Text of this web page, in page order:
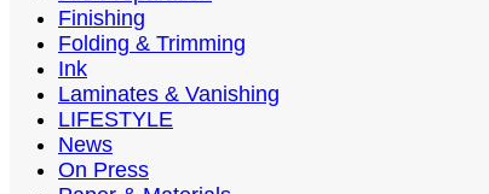
Finishing
Folding & Trimming
Ink
Laminates & Vanishing
LIFESTYLE
News
On Press